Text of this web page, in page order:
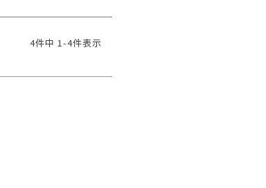
4件中 1-4件表示